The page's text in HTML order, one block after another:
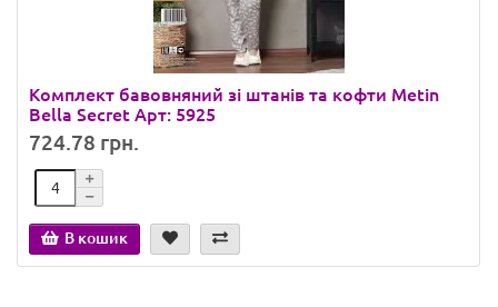
Комплект бавовняний зі штанів та кофти Metin
Bella Secret Арт: 5925
724.78 грн.
В кошик